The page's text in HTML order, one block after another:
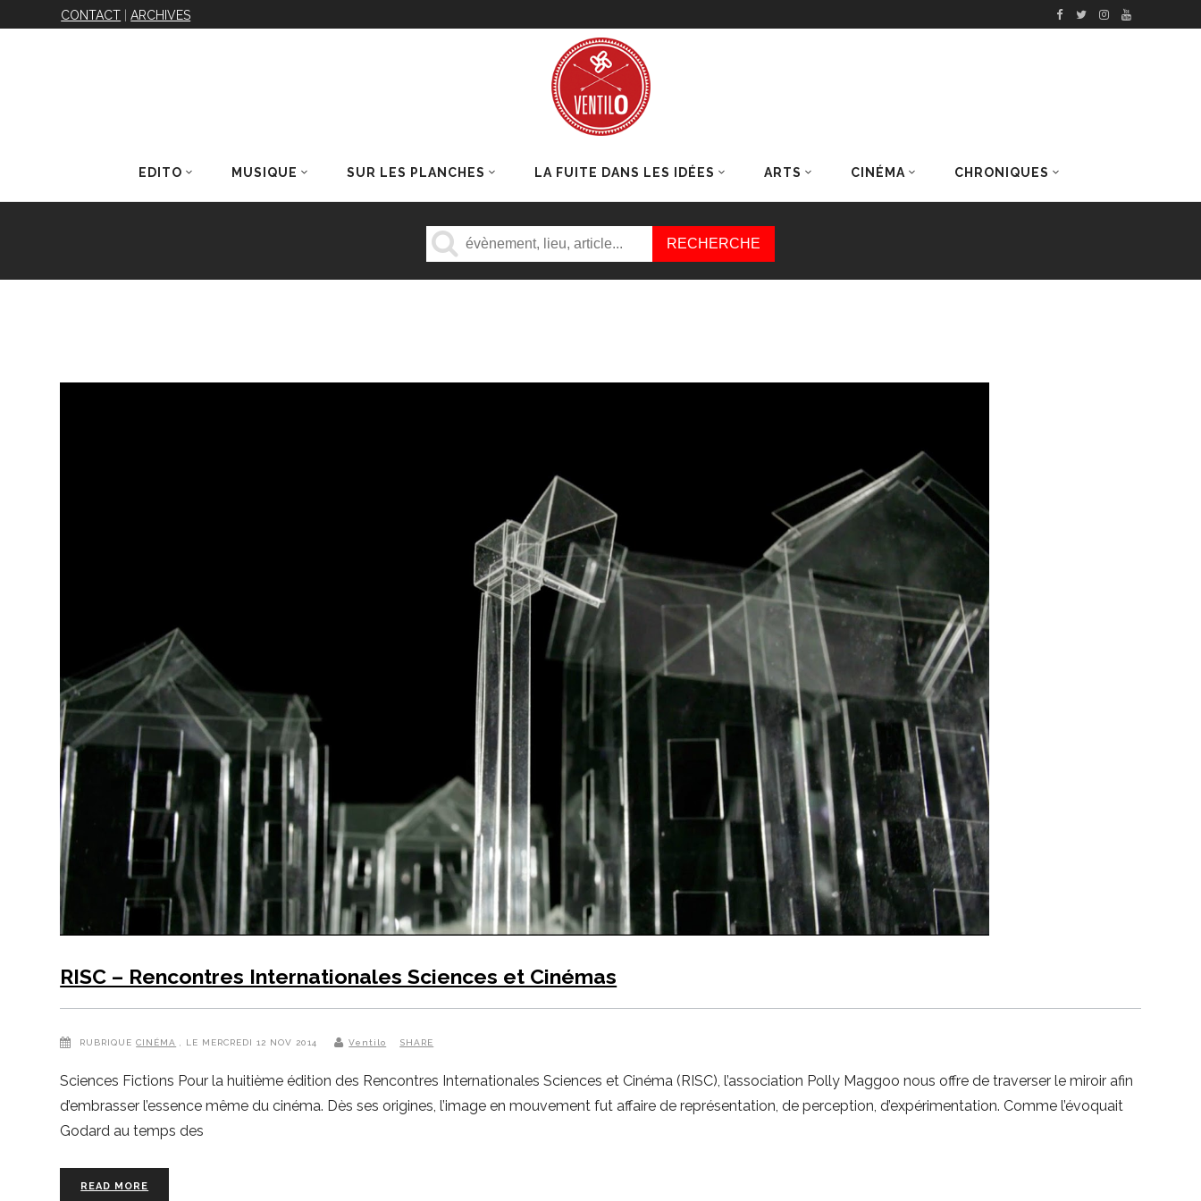
CONTACT |ARCHIVES
EDITO MUSIQUE SUR LES PLANCHES LA FUITE DANS LES IDÉES ARTS CINÉMA CHRONIQUES
DERNIERS ARTICLES
Dantec
RISC – Rencontres Internationales Sciences et Cinémas
RUBRIQUE CINÉMA , LE MERCREDI 12 NOV 2014 Ventilo SHARE
Sciences Fictions Pour la huitième édition des Rencontres Internationales Sciences et Cinéma (RISC), l’association Polly Maggoo nous offre de traverser le miroir afin
d’embrasser l’essence même du cinéma. Dès ses origines, l’image en mouvement fut affaire de représentation, de perception, d’expérimentation. Comme l’évoquait
Godard au temps des
READ MORE